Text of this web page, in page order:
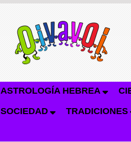
ASTROLOGÍA HEBREA
SOCIEDAD TRADICIONES